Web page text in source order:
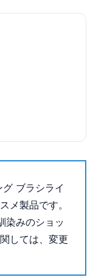
ブラシライ
メ製品です。
染みのショッ
しては、変更